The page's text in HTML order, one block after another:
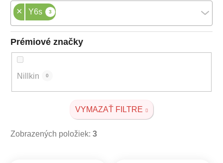
× Y6s 3
Prémiové značky
Nillkin 0
VYMAZAŤ FILTRE
Zobrazených položiek: 3